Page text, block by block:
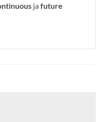
ja future